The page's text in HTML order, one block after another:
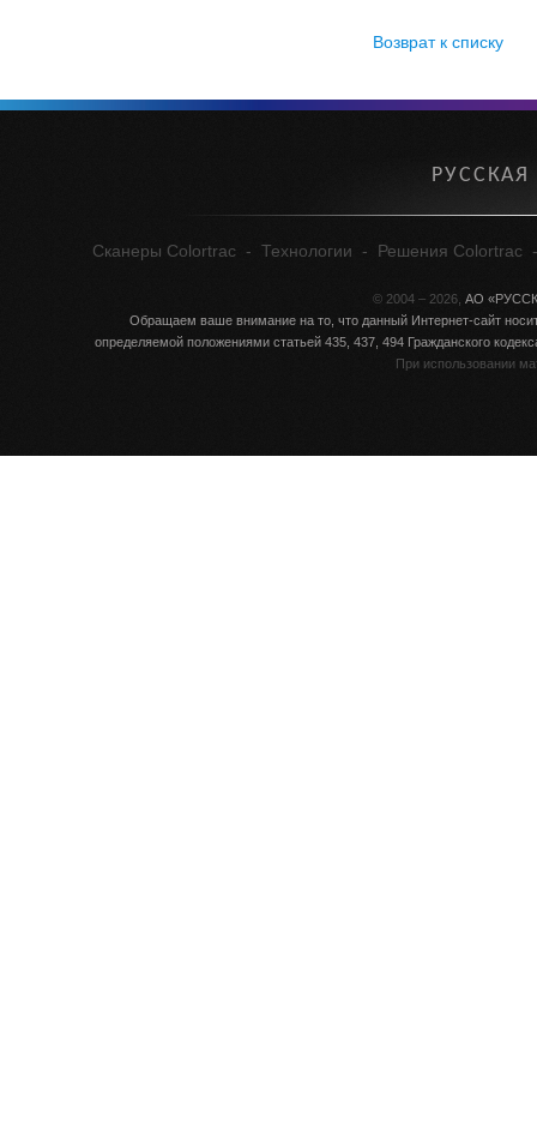
Возврат к списку
Сканеры Colortrac - Технологии - Решения Colortrac
© 2004 – 2026, АО
Обращаем ваше внимание на то, что данный Интернет-сайт
определяемой положениями статьей 435, 437, 494 Гражданского
При использовании